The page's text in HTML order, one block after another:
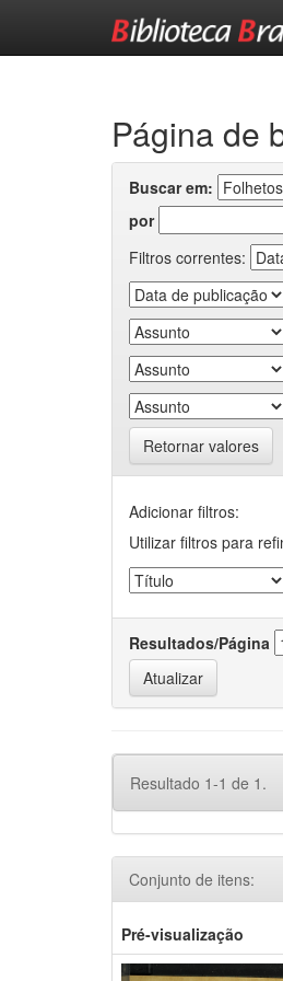
Página de
Buscar em:
por
Filtros correntes:
Retornar valores
Adicionar filtros:
Utilizar filtros para
Resultados/Página
Resultado 1-1 de 1.
Conjunto de itens:
Pré-visualização